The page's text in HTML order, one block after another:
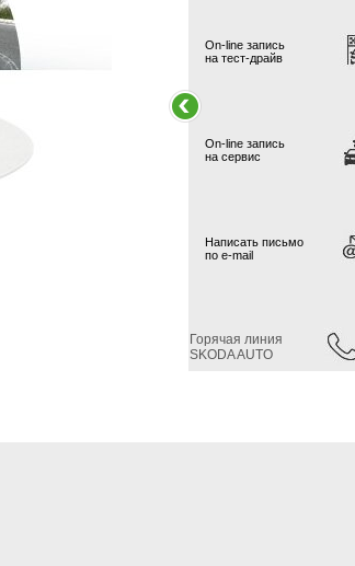
On-line запись
на тест-драйв
On-line запись
на сервис
Написать письмо
по e-mail
Горячая линия
SKODA AUTO